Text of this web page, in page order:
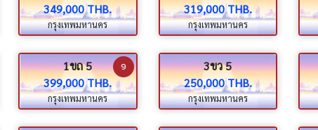
349,000 THB.
กรุงเทพมหานคร
319,000 THB.
กรุงเทพมหานคร
1ขถ 5
399,000 THB.
กรุงเทพมหานคร
9
3ขว 5
250,000 THB.
กรุงเทพมหานคร